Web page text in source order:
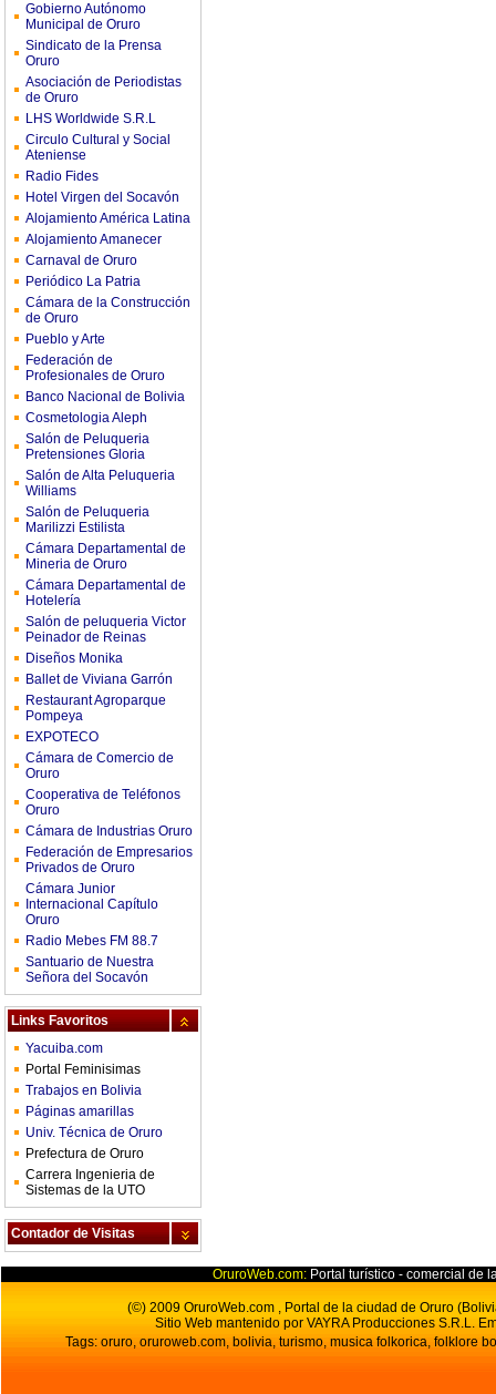
Gobierno Autónomo
Municipal de Oruro
Sindicato de la Prensa
Oruro
Asociación de Periodistas
de Oruro
LHS Worldwide S.R.L
Circulo Cultural y Social
Ateniense
Radio Fides
Hotel Virgen del Socavón
Alojamiento América Latina
Alojamiento Amanecer
Carnaval de Oruro
Periódico La Patria
Cámara de la Construcción
de Oruro
Pueblo y Arte
Federación de
Profesionales de Oruro
Banco Nacional de Bolivia
Cosmetologia Aleph
Salón de Peluqueria
Pretensiones Gloria
Salón de Alta Peluqueria
Williams
Salón de Peluqueria
Marilizzi Estilista
Cámara Departamental de
Mineria de Oruro
Cámara Departamental de
Hotelería
Salón de peluqueria Victor
Peinador de Reinas
Diseños Monika
Ballet de Viviana Garrón
Restaurant Agroparque
Pompeya
EXPOTECO
Cámara de Comercio de
Oruro
Cooperativa de Teléfonos
Oruro
Cámara de Industrias Oruro
Federación de Empresarios
Privados de Oruro
Cámara Junior
Internacional Capítulo
Oruro
Radio Mebes FM 88.7
Santuario de Nuestra
Señora del Socavón
Links Favoritos
Yacuiba.com
Portal Feminisimas
Trabajos en Bolivia
Páginas amarillas
Univ. Técnica de Oruro
Prefectura de Oruro
Carrera Ingenieria de
Sistemas de la UTO
Contador de Visitas
OruroWeb.com: Portal turístico - comercial de
(©) 2009 OruroWeb.com , Portal de la ciudad de Oruro
Sitio Web mantenido por VAYRA Producciones S.R.L.
Tags: oruro, oruroweb.com, bolivia, turismo, musica folkorica, folklore